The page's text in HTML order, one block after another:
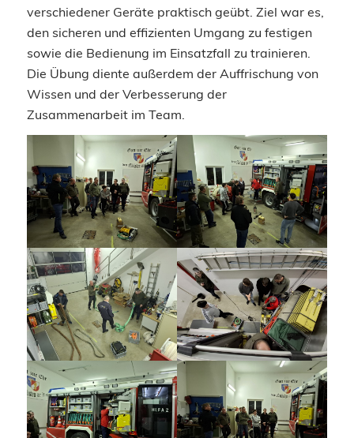
verschiedener Geräte praktisch geübt. Ziel war es,
den sicheren und effizienten Umgang zu festigen
sowie die Bedienung im Einsatzfall zu trainieren.
Die Übung diente außerdem der Auffrischung von
Wissen und der Verbesserung der
Zusammenarbeit im Team.